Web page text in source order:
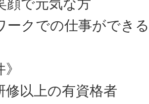
顔で元気な方
ークでの仕事ができ
修以上の有資格者